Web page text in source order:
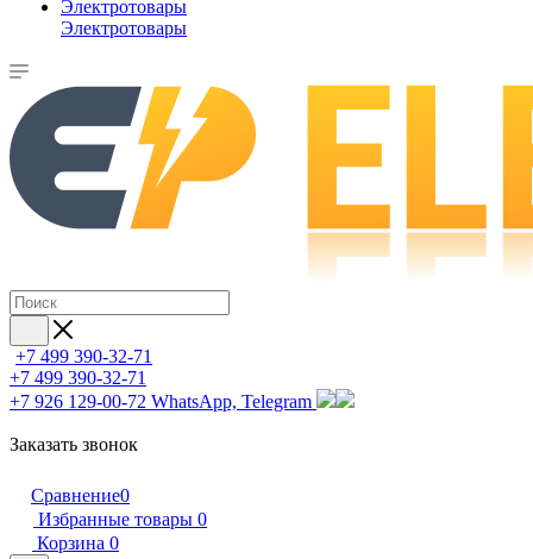
Электротовары
+7 499 390-32-71
+7 499 390-32-71
+7 926 129-00-72 WhatsApp, Telegram
Заказать звонок
Сравнение0
Избранные товары 0
Корзина 0